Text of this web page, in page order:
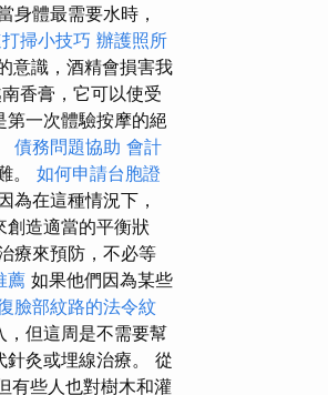
身體最需要水時，
掃小技巧 辦護照所
意識，酒精會損害我
香膏，它可以使受
一次體驗按摩的絕
債務問題協助 會計
。 如何申請台胞證
為在這種情況下，
創造適當的平衡狀
療來預防，不必等
薦 如果他們因為某些
臉部紋路的法令紋
，但這周是不需要幫
針灸或埋線治療。 從
有些人也對樹木和灌